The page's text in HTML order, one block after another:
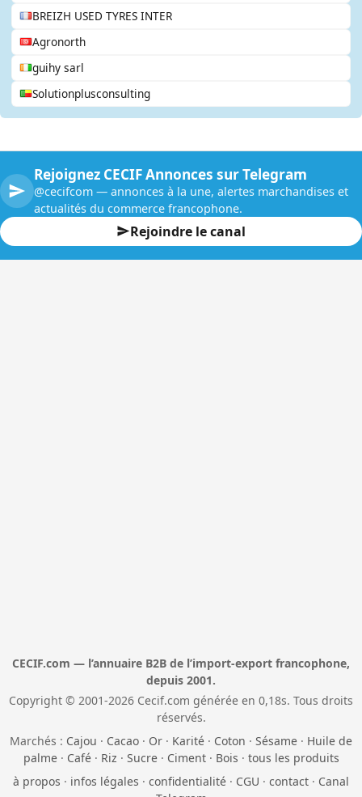
BREIZH USED TYRES INTER
Agronorth
guihy sarl
Solutionplusconsulting
Rejoignez CECIF Annonces sur Telegram
@cecifcom — annonces à la une, alertes marchandises et
actualités du commerce francophone.
Rejoindre le canal
CECIF.com — l’annuaire B2B de l’import-export francophone,
depuis 2001.
Copyright © 2001-2026 Cecif.com générée en 0,18s. Tous droits
réservés.
Marchés : Cajou · Cacao · Or · Karité · Coton · Sésame · Huile de
palme· Café· Riz · Sucre· Ciment· Bois · tous les produits
à propos · infos légales · confidentialité · CGU · contact · Canal